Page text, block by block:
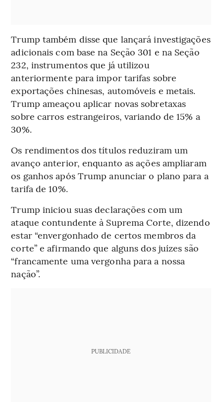
Trump também disse que lançará investigações
adicionais com base na Seção 301 e na Seção
232, instrumentos que já utilizou
anteriormente para impor tarifas sobre
exportações chinesas, automóveis e metais.
Trump ameaçou aplicar novas sobretaxas
sobre carros estrangeiros, variando de 15% a
30%.
Os rendimentos dos títulos reduziram um
avanço anterior, enquanto as ações ampliaram
os ganhos após Trump anunciar o plano para a
tarifa de 10%.
Trump iniciou suas declarações com um
ataque contundente à Suprema Corte, dizendo
estar “envergonhado de certos membros da
corte” e afirmando que alguns dos juízes são
“francamente uma vergonha para a nossa
nação”.
PUBLICIDADE